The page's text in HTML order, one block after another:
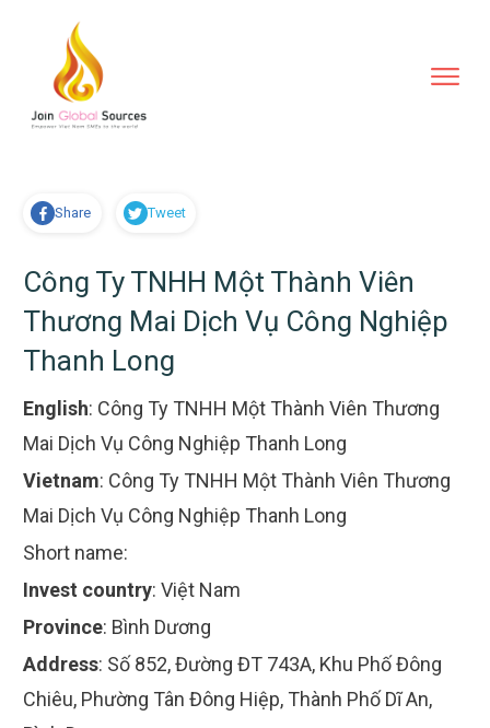
Share Tweet
Công Ty TNHH Một Thành Viên
Thương Mai Dịch Vụ Công Nghiệp
Thanh Long
English: Công Ty TNHH Một Thành Viên Thương
Mai Dịch Vụ Công Nghiệp Thanh Long
Vietnam: Công Ty TNHH Một Thành Viên Thương
Mai Dịch Vụ Công Nghiệp Thanh Long
Short name:
Invest country: Việt Nam
Province: Bình Dương
Address: Số 852, Đường ĐT 743A, Khu Phố Đông
Chiêu, Phường Tân Đông Hiệp, Thành Phố Dĩ An,